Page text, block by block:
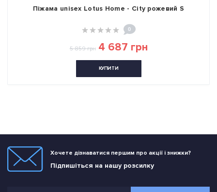
Піжама unisex Lotus Home - City рожевий S
0
5 859 грн 4 687 грн
КУПИТИ
Хочете дізнаватися першим про акції і знижки?
Підпишіться на нашу розсилку